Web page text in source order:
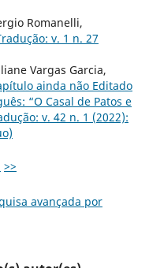
Romanelli,
v. 1 n. 27
Vargas Garcia,
ainda não Editado
“O Casal de Patos e
v. 42 n. 1 (2022):
>>
avançada por